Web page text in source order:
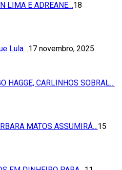
LIMA E ADREANE…18
Lula…17 novembro, 2025
HAGGE, CARLINHOS SOBRAL…
MATOS ASSUMIRÁ…15